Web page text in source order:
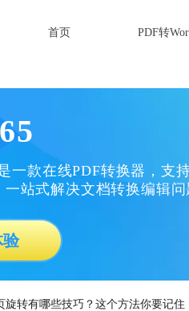
首页 PDF转
一款在线PDF转换器，支
站式解决文档转换编辑问
验
旋转有哪些技巧？这个方法你要记住